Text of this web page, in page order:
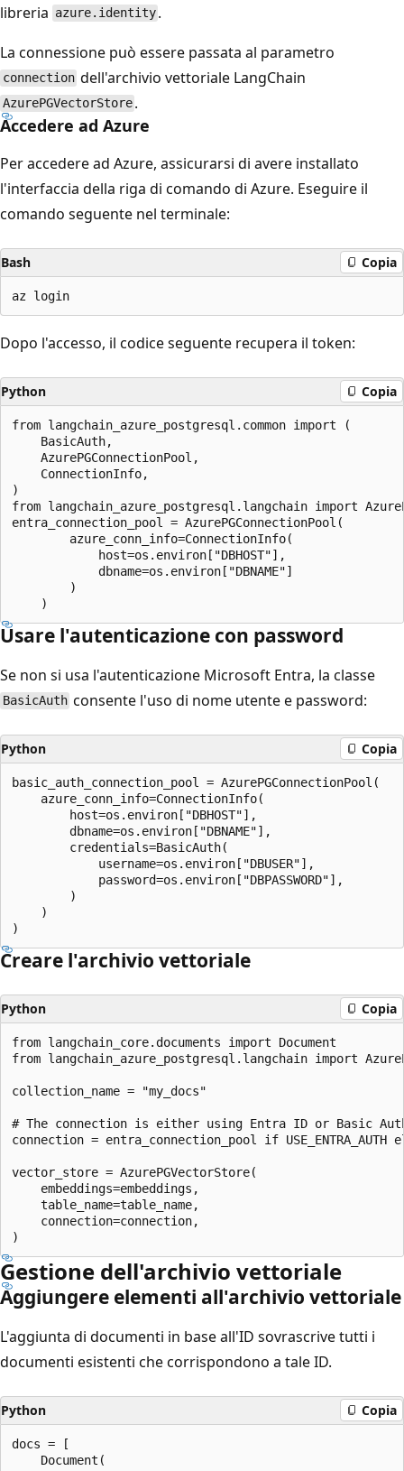
libreria azure.identity .
La connessione può essere passata al parametro
connection dell'archivio vettoriale LangChain
AzurePGVectorStore .
Accedere ad Azure
Per accedere ad Azure, assicurarsi di avere installato
l'interfaccia della riga di comando di Azure. Eseguire il
comando seguente nel terminale:
Bash Copia
Dopo l'accesso, il codice seguente recupera il token:
Python Copia
from langchain_azure_postgresql.common import (
    BasicAuth,
    AzurePGConnectionPool,
    ConnectionInfo,
)
from langchain_azure_postgresql.langchain import
entra_connection_pool = AzurePGConnectionPool(
        azure_conn_info=ConnectionInfo(
            host=os.environ["DBHOST"],
            dbname=os.environ["DBNAME"]
        )
Usare l'autenticazione con password
Se non si usa l'autenticazione Microsoft Entra, la classe
BasicAuth consente l'uso di nome utente e password:
Python Copia
basic_auth_connection_pool = AzurePGConnectionPool(
    azure_conn_info=ConnectionInfo(
        host=os.environ["DBHOST"],
        dbname=os.environ["DBNAME"],
        credentials=BasicAuth(
            username=os.environ["DBUSER"],
            password=os.environ["DBPASSWORD"],
        )
    )
Creare l'archivio vettoriale
Python Copia
from langchain_core.documents import Document
from langchain_azure_postgresql.langchain import
collection_name = "my_docs"
# The connection is either using Entra ID or Basic
connection = entra_connection_pool if
vector_store = AzurePGVectorStore(
    embeddings=embeddings,
    table_name=table_name,
    connection=connection,
Gestione dell'archivio vettoriale
Aggiungere elementi all'archivio vettoriale
L'aggiunta di documenti in base all'ID sovrascrive tutti i
documenti esistenti che corrispondono a tale ID.
Python Copia
docs = [
    Document(